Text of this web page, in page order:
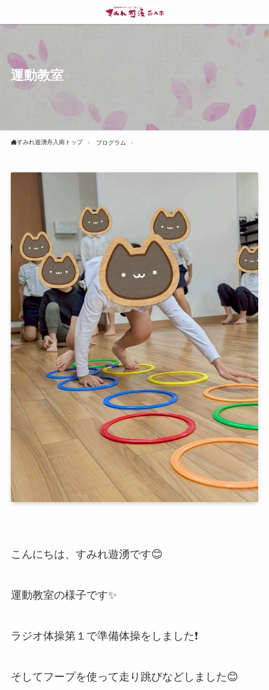
運動教室
すみれ遊湧舟入南トップ プログラム
こんにちは、すみれ遊湧です😊
運動教室の様子です✨
ラジオ体操第１で準備体操をしました❗
そしてフープを使って走り跳びなどしました😊